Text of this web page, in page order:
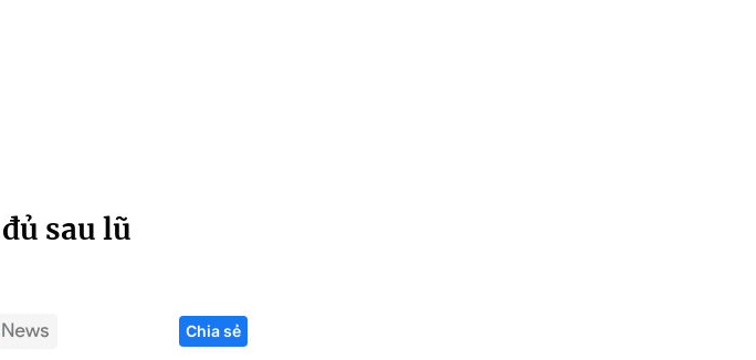
Công nghệ
sau lũ
Chia sẻ